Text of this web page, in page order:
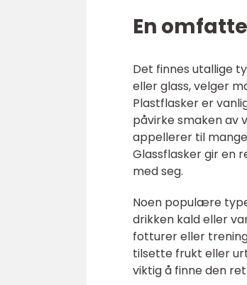
En
Det finnes utallige
eller glass, velger
Plastflasker er
påvirke smaken av
appellerer til
Glassflasker gir en
med seg.
Noen populære
drikken kald eller
fotturer eller
tilsette frukt eller
viktig å finne den